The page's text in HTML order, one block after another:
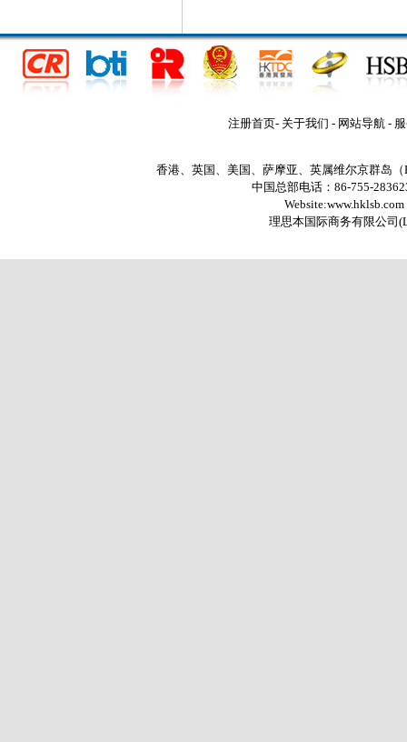
注册首页- 关于我们 - 网站导航 -
香港、英国、美国、萨摩亚、英属维尔京群岛
中国总部电话：86-755-
理思本国际商务有限公司